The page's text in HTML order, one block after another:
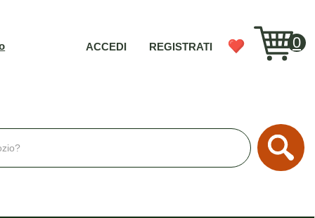
ACCEDI REGISTRATI 0